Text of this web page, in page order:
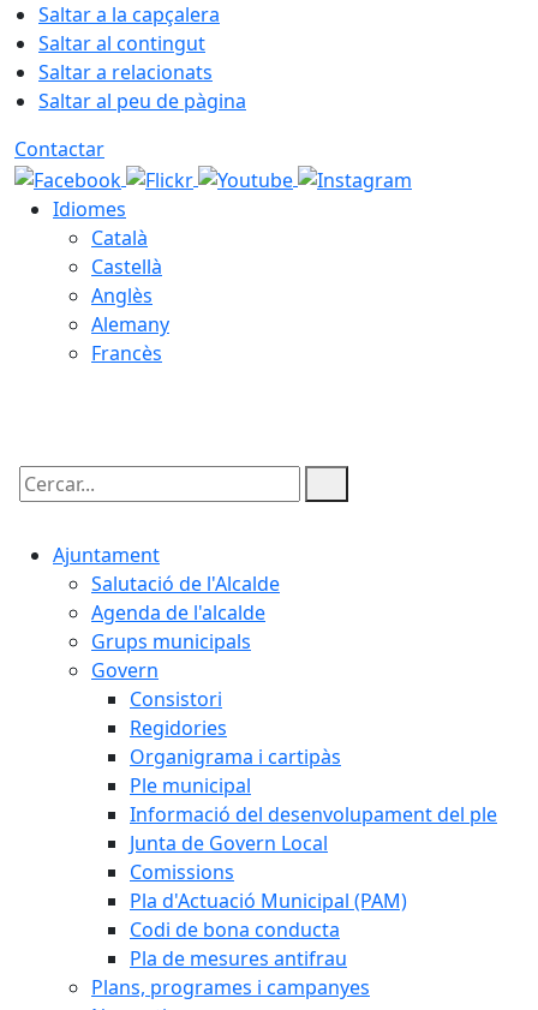
Saltar a la capçalera
Saltar al contingut
Saltar a relacionats
Saltar al peu de pàgina
Contactar
Idiomes
Català
Castellà
Anglès
Alemany
Francès
Cercar:
Ajuntament
Salutació de l'Alcalde
Agenda de l'alcalde
Grups municipals
Govern
Consistori
Regidories
Organigrama i cartipàs
Ple municipal
Informació del desenvolupament del ple
Junta de Govern Local
Comissions
Pla d'Actuació Municipal (PAM)
Codi de bona conducta
Pla de mesures antifrau
Plans, programes i campanyes